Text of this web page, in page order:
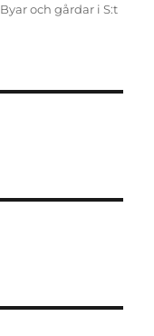
Kategorier
Byar och gårdar i S:t